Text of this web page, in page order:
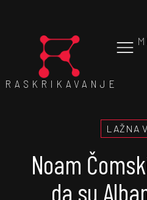
RASKRIKAVANJE
LAŽNA
Noam
da su